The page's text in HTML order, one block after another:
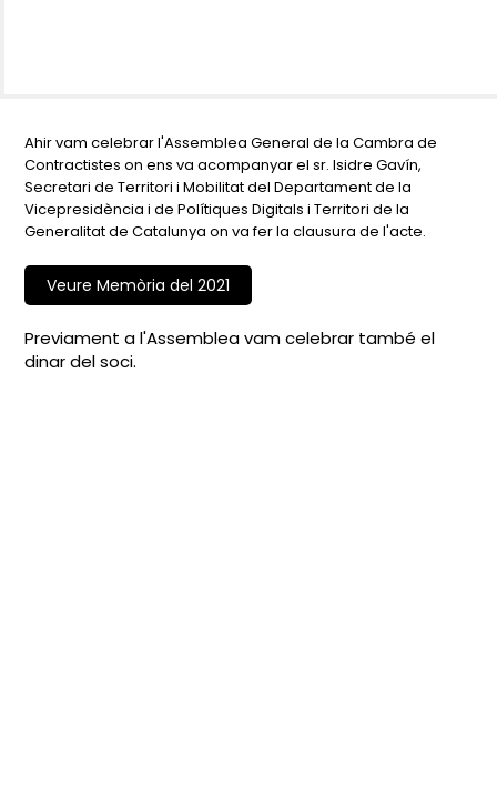
Ahir vam celebrar l'Assemblea General de la Cambra de
Contractistes on ens va acompanyar el sr. Isidre Gavín,
Secretari de Territori i Mobilitat del Departament de la
Vicepresidència i de Polítiques Digitals i Territori de la
Generalitat de Catalunya on va fer la clausura de l'acte.
Veure Memòria del 2021
Previament a l'Assemblea vam celebrar també el
dinar del soci.